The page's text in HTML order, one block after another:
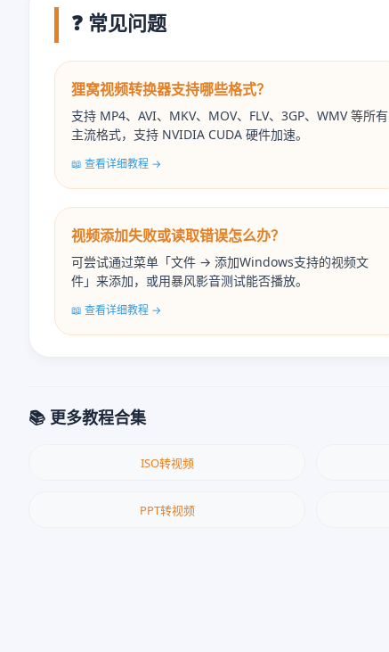
❓ 常见问题
狸窝视频转换器支持哪些格式？
支持 MP4、AVI、MKV、MOV、FLV、3GP、WMV 等所有
主流格式，支持 NVIDIA CUDA 硬件加速。
📖 查看详细教程 →
视频添加失败或读取错误怎么办？
可尝试通过菜单「文件 → 添加Windows支持的视频文
件」来添加，或用暴风影音测试能否播放。
📖 查看详细教程 →
📚 更多教程合集
ISO转视频
PPT转视频